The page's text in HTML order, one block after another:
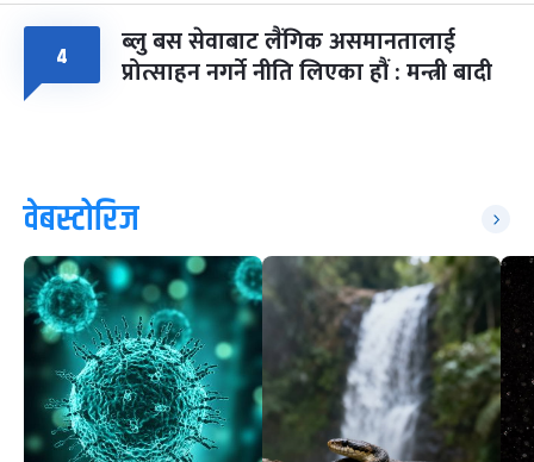
४ ब्लु बस सेवाबाट लैंगिक असमानतालाई
प्रोत्साहन नगर्ने नीति लिएका हौं : मन्त्री बादी
वेबस्टोरिज